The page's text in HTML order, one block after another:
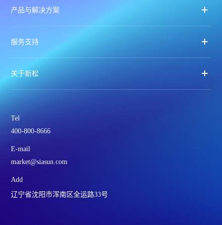
产品与解决方案
服务支持
关于新松
Tel
400-800-8666
E-mail
market@siasun.com
Add
辽宁省沈阳市浑南区全运路33号